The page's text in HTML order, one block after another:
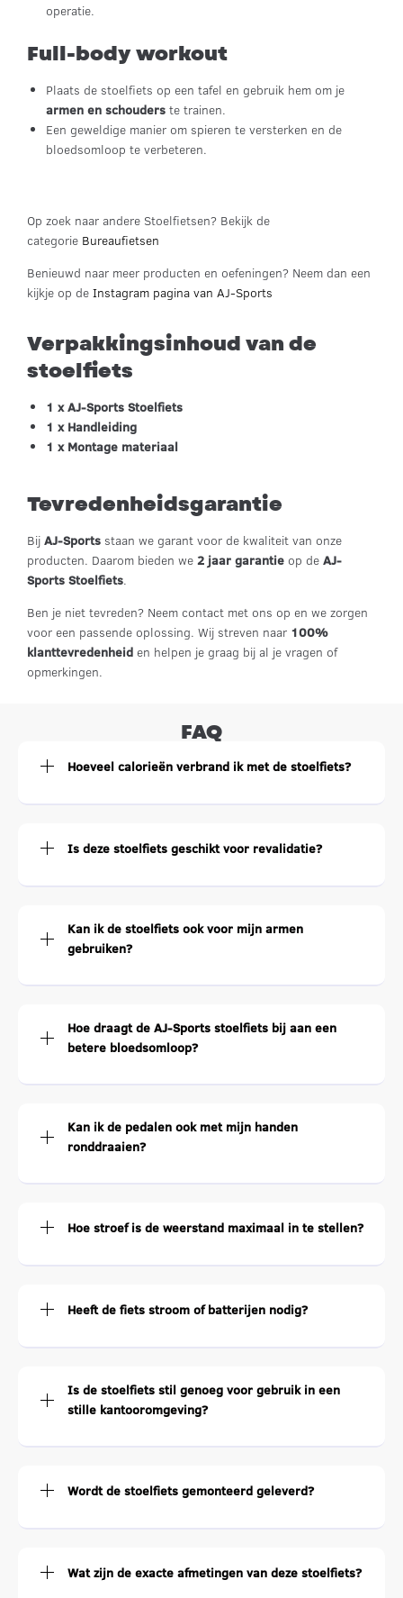
operatie.
Full-body workout
Plaats de stoelfiets op een tafel en gebruik hem om je
armen en schouders te trainen.
Een geweldige manier om spieren te versterken en de
bloedsomloop te verbeteren.
Op zoek naar andere Stoelfietsen? Bekijk de
categorie Bureaufietsen
Benieuwd naar meer producten en oefeningen? Neem dan een
kijkje op de Instagram pagina van AJ-Sports
Verpakkingsinhoud van de
stoelfiets
1 x AJ-Sports Stoelfiets
1 x Handleiding
1 x Montage materiaal
Tevredenheidsgarantie
Bij AJ-Sports staan we garant voor de kwaliteit van onze
producten. Daarom bieden we 2 jaar garantie op de AJ-
Sports Stoelfiets.
Ben je niet tevreden? Neem contact met ons op en we zorgen
voor een passende oplossing. Wij streven naar 100%
klanttevredenheid en helpen je graag bij al je vragen of
opmerkingen.
FAQ
Hoeveel calorieën verbrand ik met de stoelfiets?
Is deze stoelfiets geschikt voor revalidatie?
Kan ik de stoelfiets ook voor mijn armen
gebruiken?
Hoe draagt de AJ-Sports stoelfiets bij aan een
betere bloedsomloop?
Kan ik de pedalen ook met mijn handen
ronddraaien?
Hoe stroef is de weerstand maximaal in te stellen?
Heeft de fiets stroom of batterijen nodig?
Is de stoelfiets stil genoeg voor gebruik in een
stille kantooromgeving?
Wordt de stoelfiets gemonteerd geleverd?
Wat zijn de exacte afmetingen van deze stoelfiets?